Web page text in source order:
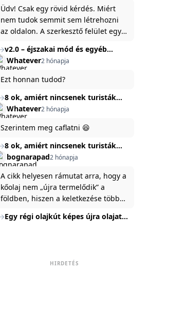
baráti megjegyzés: ha nem fontos
és tud várni néhány napot a
tartalom, amit készíteni
szeretnél, inkább várj néhány napot,
mert ég és föld lesz a különbség a
jelenlegi rendszer és az új között -
legfőképpen egyébként épp
tartalomkészítési szempontból! :)
Üdv! Csak egy rövid kérdés. Miért
nem tudok semmit sem létrehozni
az oldalon. A szerkesztő felület egy
Köszönöm ha válaszoltok.
v2.0 – éjszakai mód és egyéb
fejlesztések
Whatever2 hónapja
Ezt honnan tudod?
8 ok, amiért nincsenek turisták
Törökország Fekete-tenger felőli
partján
Whatever2 hónapja
Szerintem meg caflatni 😆
8 ok, amiért nincsenek turisták
Törökország Fekete-tenger felőli
partján
bognarapad2 hónapja
A cikk helyesen rámutat arra, hogy a
kőolaj nem „újra termelődik” a
földben, hiszen a keletkezése több
Energiaügyi Minisztériuma szerint a
nyomáskülönbség kiegyenlítődik,
Egy régi olajkút képes újra olajat
HIRDETÉS